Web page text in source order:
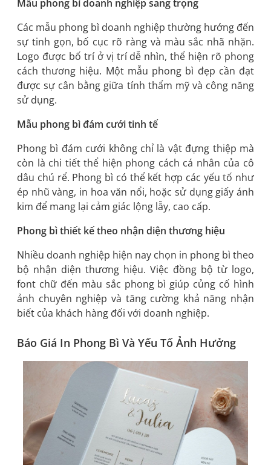
Mẫu phong bì doanh nghiệp sang trọng
Các mẫu phong bì doanh nghiệp thường hướng đến
sự tinh gọn, bố cục rõ ràng và màu sắc nhã nhặn.
Logo được bố trí ở vị trí dễ nhìn, thể hiện rõ phong
cách thương hiệu. Một mẫu phong bì đẹp cần đạt
được sự cân bằng giữa tính thẩm mỹ và công năng
sử dụng.
Mẫu phong bì đám cưới tinh tế
Phong bì đám cưới không chỉ là vật đựng thiệp mà
còn là chi tiết thể hiện phong cách cá nhân của cô
dâu chú rể. Phong bì có thể kết hợp các yếu tố như
ép nhũ vàng, in hoa văn nổi, hoặc sử dụng giấy ánh
kim để mang lại cảm giác lộng lẫy, cao cấp.
Phong bì thiết kế theo nhận diện thương hiệu
Nhiều doanh nghiệp hiện nay chọn in phong bì theo
bộ nhận diện thương hiệu. Việc đồng bộ từ logo,
font chữ đến màu sắc phong bì giúp củng cố hình
ảnh chuyên nghiệp và tăng cường khả năng nhận
biết của khách hàng đối với doanh nghiệp.
Báo Giá In Phong Bì Và Yếu Tố Ảnh Hưởng